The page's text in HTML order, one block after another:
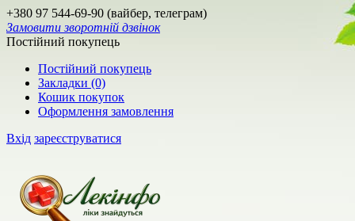
+380 97 544-69-90 (вайбер, телеграм)
Замовити зворотній дзвінок
Постійний покупець
Постійний покупець
Закладки (0)
Кошик покупок
Оформлення замовлення
Вхід зареєструватися